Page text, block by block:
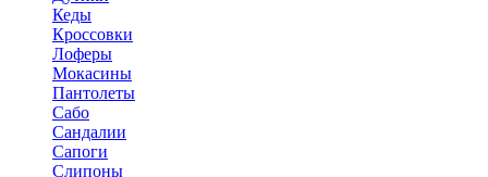
Кеды
Кроссовки
Лоферы
Мокасины
Пантолеты
Сабо
Сандалии
Сапоги
Слипоны